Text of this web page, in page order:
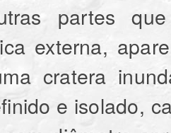
partes
externa,
cratera
e isolado,